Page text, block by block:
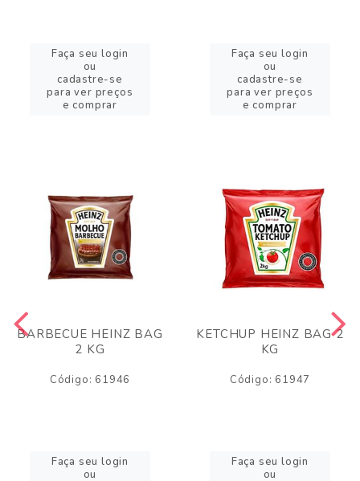
Faça seu login
ou
cadastre-se
para ver preços
e comprar
Faça seu login
ou
cadastre-se
para ver preços
e comprar
BARBECUE HEINZ BAG
2 KG
Código: 61946
Faça seu login
ou
KETCHUP HEINZ BAG 2
KG
Código: 61947
Faça seu login
ou